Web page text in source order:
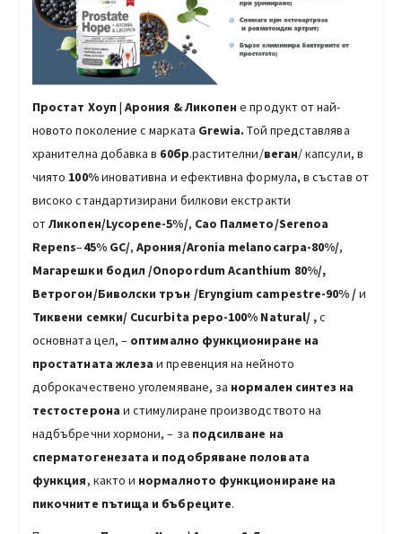
Простат Хоуп | Арония & Ликопен е продукт от най-
новото поколение с марката Grewia. Той представлява
хранителна добавка в 60бр.растителни/веган/ капсули, в
чиято 100%иновативна и ефективна формула, в състав от
високо стандартизирани билкови екстракти
отЛикопен/Lycopene-5%/, Сао Палмето/Serenoa
Repens–45%GC/,Арония/Aronia melanocarpa-80%/,
Магарешки бодил /Onopordum Acanthium 80%/,
Ветрогон/Биволски трън /Eryngium campestre-90% /и
Тиквени семки/ Cucurbita pepo-100% Natural/ ,с
основната цел, – оптимално функциониране на
простатната жлеза и превенция на нейното
доброкачествено уголемяване, за нормален синтез на
тестостерона и стимулиране производството на
надбъбречни хормони, – за подсилване на
сперматогенезата и подобряване половата
функция, както и нормалното функциониране на
пикочните пътища и бъбреците.